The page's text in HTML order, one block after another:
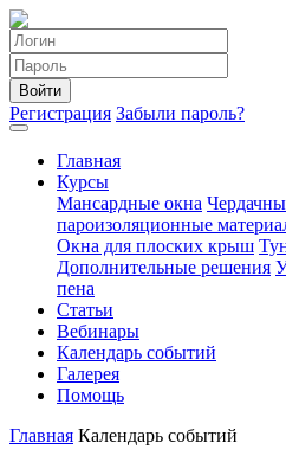
Войти
Регистрация Забыли пароль?
Главная
Курсы
Мансардные окна
пароизоляционные
Окна для плоских крыш
Дополнительные решения
пена
Статьи
Вебинары
Календарь событий
Галерея
Помощь
Главная Календарь событий